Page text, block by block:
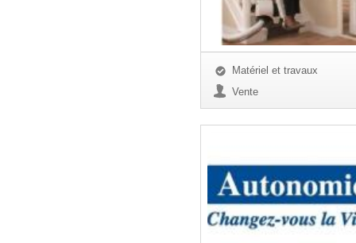
Matériel et travaux
Vente